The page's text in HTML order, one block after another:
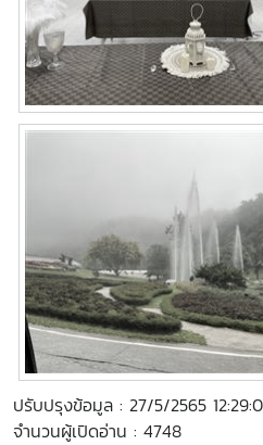
ปรับปรุงข้อมูล : 27/5/2565
จำนวนผู้เปิดอ่าน : 4748